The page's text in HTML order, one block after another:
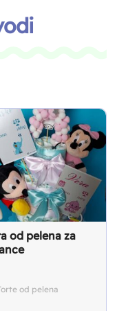
od pelena za
od pelena